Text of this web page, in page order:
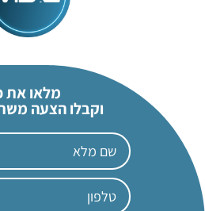
מלאו את
וקבלו הצעה